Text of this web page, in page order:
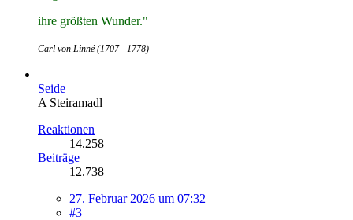
ihre größten Wunder."
Carl von Linné (1707 - 1778)
Seide
A Steiramadl
Reaktionen
14.258
Beiträge
12.738
27. Februar 2026 um 07:32
#3